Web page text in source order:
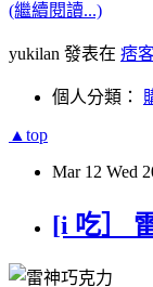
(繼續閱讀...)
yukilan 發表在 痞
個人分類：
▲top
Mar 12 Wed
[i 吃］